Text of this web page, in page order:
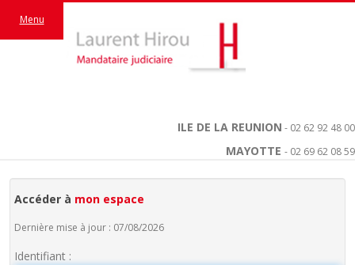
ILE DE LA REUNION - 02 62 92 48 00
MAYOTTE - 02 69 62 08 59
Menu
Accéder à mon espace
Dernière mise à jour : 07/08/2026
Identifiant :